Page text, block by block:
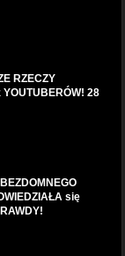
RZECZY
28
się